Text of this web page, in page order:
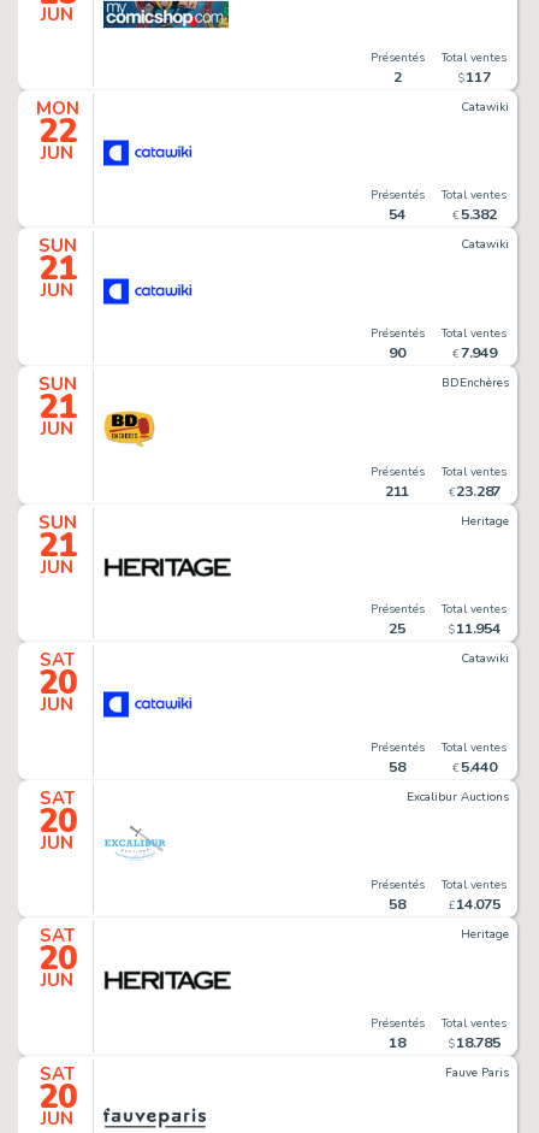
JUN
Présentés
2
Total ventes
$117
MON
22
JUN
Catawiki
Présentés
54
Total ventes
€ 5.382
SUN
21
JUN
Catawiki
Présentés
90
Total ventes
€7.949
SUN
21
JUN
BDEnchères
Présentés
211
Total ventes
€23.287
SUN
21
JUN
Heritage
Présentés
25
Total ventes
$11.954
SAT
20
JUN
Catawiki
Présentés
58
Total ventes
€ 5.440
SAT
20
JUN
Excalibur Auctions
Présentés
58
Total ventes
£14.075
SAT
20
JUN
Heritage
Présentés
18
Total ventes
$18.785
SAT
20
JUN
Fauve Paris